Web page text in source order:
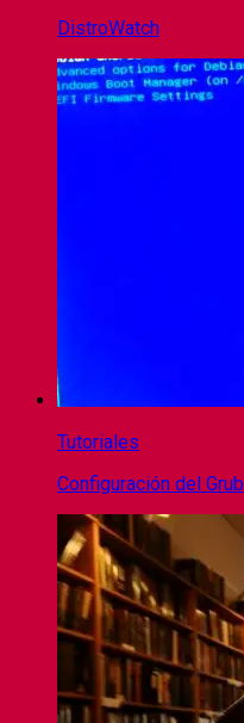
DistroWatch
Tutoriales
Configuración del Grub